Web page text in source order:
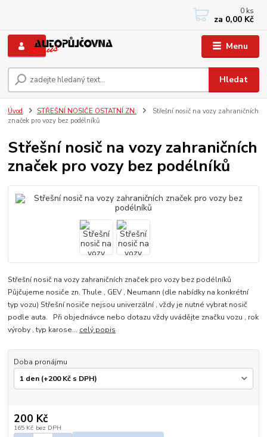
Menu
Hledat
+420 733767377
PO-PÁ: 8 - 12, 13 - 17
0 ks
za 0,00 Kč
Úvod STŘEŠNÍ NOSIČE OSTATNÍ ZN.
Střešní nosič na vozy zahraničních
značek pro vozy bez podélníků
Střešní nosič na vozy zahraničních
značek pro vozy bez podélníků
Střešní nosič na vozy zahraničních značek pro vozy bez podélníků
Půjčujeme nosiče zn. Thule , GEV , Neumann (dle nabídky na konkrétní
typ vozu) Střešní nosiče nejsou univerzální , vždy je nutné vybrat nosič
podle auta. Při objednávce nebo dotazu vždy uvádějte značku vozu , rok
výroby , typ karose... celý popis
Doba pronájmu
200 Kč
165 Kč bez DPH